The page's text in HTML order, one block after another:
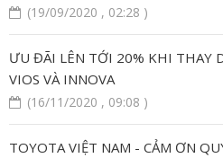
(19/09/2020 , 02:28 )
ƯU ĐÃI LÊN TỚI 20% KHI THAY
VIOS VÀ INNOVA
(16/11/2020 , 09:08 )
TOYOTA VIỆT NAM - CẢM ƠN